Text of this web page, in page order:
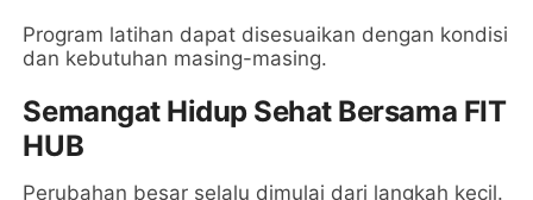
Program latihan dapat disesuaikan dengan kondisi
dan kebutuhan masing-masing.
Semangat Hidup Sehat Bersama FIT
HUB
Perubahan besar selalu dimulai dari langkah kecil.